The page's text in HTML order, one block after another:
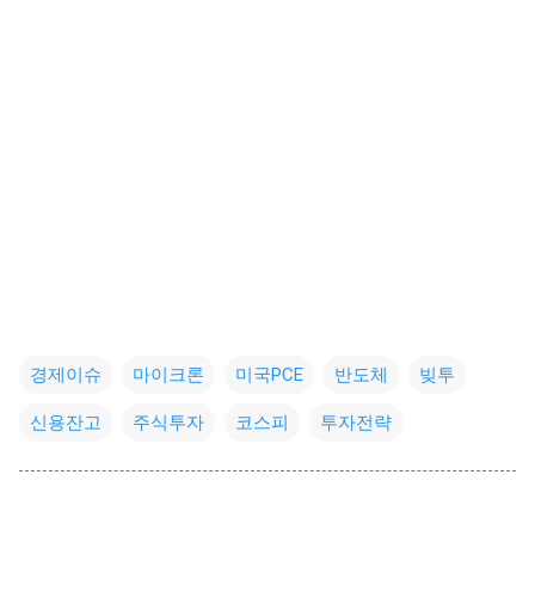
경제이슈 마이크론 미국PCE 반도체 빚투
신용잔고 주식투자 코스피 투자전략